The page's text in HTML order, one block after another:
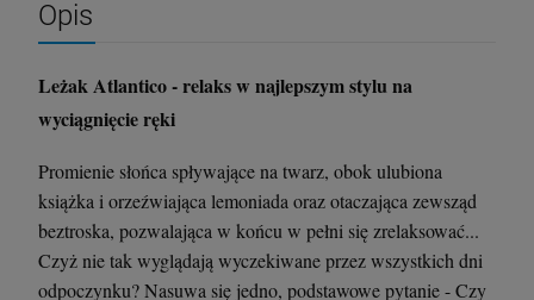
Opis
Leżak Atlantico - relaks w najlepszym stylu na
wyciągnięcie ręki
Promienie słońca spływające na twarz, obok ulubiona
książka i orzeźwiająca lemoniada oraz otaczająca zewsząd
beztroska, pozwalająca w końcu w pełni się zrelaksować...
Czyż nie tak wyglądają wyczekiwane przez wszystkich dni
odpoczynku? Nasuwa się jedno, podstawowe pytanie - Czy